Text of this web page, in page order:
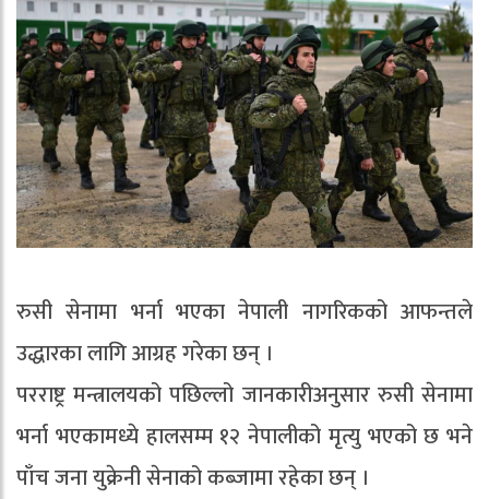
रुसी सेनामा भर्ना भएका नेपाली नागरिकको आफन्तले
उद्धारका लागि आग्रह गरेका छन् ।
परराष्ट्र मन्त्रालयको पछिल्लो जानकारीअनुसार रुसी सेनामा
भर्ना भएकामध्ये हालसम्म १२ नेपालीको मृत्यु भएको छ भने
पाँच जना युक्रेनी सेनाको कब्जामा रहेका छन् ।